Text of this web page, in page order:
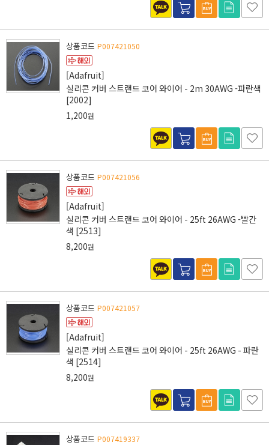
상품코드 P007421050
[Adafruit]
실리콘 커버 스트랜드 코어 와이어 - 2m 30AWG -파란색
[2002]
1,200원
상품코드 P007421056
[Adafruit]
실리콘 커버 스트랜드 코어 와이어 - 25ft 26AWG -빨간
색 [2513]
8,200원
상품코드 P007421057
[Adafruit]
실리콘 커버 스트랜드 코어 와이어 - 25ft 26AWG - 파란
색 [2514]
8,200원
상품코드 P007419337